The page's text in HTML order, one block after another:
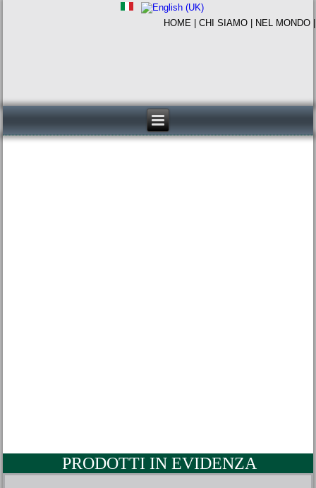
HOME| CHI SIAMO| NEL MONDO
PRODOTTI IN EVIDENZA